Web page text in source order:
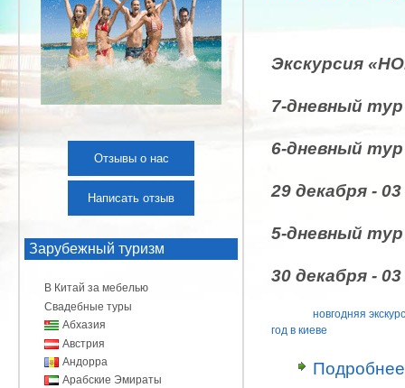
Экскурсия
7-дневный
6-дневный
29 декабря -
5-дневный
30 декабря -
новгодняя
год в киеве
Подробнее
Отзывы о нас
Написать отзыв
Зарубежный туризм
В Китай за мебелью
Свадебные туры
Абхазия
Австрия
Андорра
Арабские Эмираты